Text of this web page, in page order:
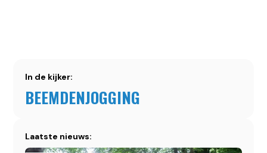
In de kijker:
BEEMDENJOGGING
Laatste nieuws: